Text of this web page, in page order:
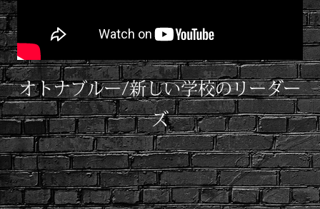
オトナブルー/新しい学校のリーダー
ズ